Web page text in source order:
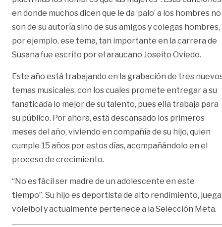
en donde muchos dicen que le da ‘palo’ a los hombres no
son de su autoría sino de sus amigos y colegas hombres,
por ejemplo, ese tema, tan importante en la carrera de
Susana fue escrito por el araucano Joseito Oviedo.
Este año está trabajando en la grabación de tres
temas musicales, con los cuales promete entregar a su
fanaticada lo mejor de su talento, pues ella trabaja para
su público. Por ahora, está descansado los primeros
meses del año, viviendo en compañía de su hijo, quien
cumple 15 años por estos días, acompañándolo en el
proceso de crecimiento.
“No es fácil ser madre de un adolescente en este
tiempo”. Su hijo es deportista de alto rendimiento, juega
voleibol y actualmente pertenece a la Selección Meta.